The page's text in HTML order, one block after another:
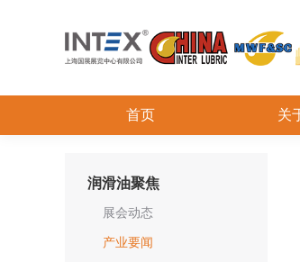
首页 关
润滑油聚焦
展会动态
产业要闻